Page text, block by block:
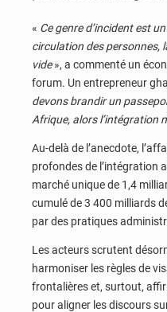
« Ce genre d’incident est
circulation des personnes,
vide», a commenté un
forum. Un entrepreneur
devons brandir un
Afrique, alors l’intégration
Au-delà de l’anecdote,
profondes de l’intégration
marché unique de 1,4
cumulé de 3 400 milliards
par des pratiques
Les acteurs scrutent
harmoniser les règles de
frontalières et, surtout,
pour aligner les discours